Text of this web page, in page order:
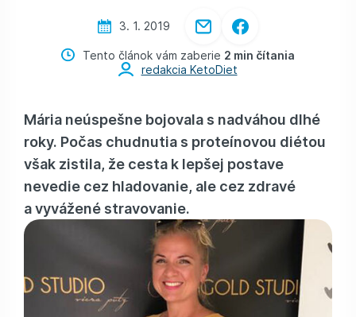
3. 1. 2019
Tento článok vám zaberie 2 min čítania
redakcia KetoDiet
Mária neúspešne bojovala s nadváhou dlhé
roky. Počas chudnutia s proteínovou diétou
však zistila, že cesta k lepšej postave
nevedie cez hladovanie, ale cez zdravé
a vyvážené stravovanie.